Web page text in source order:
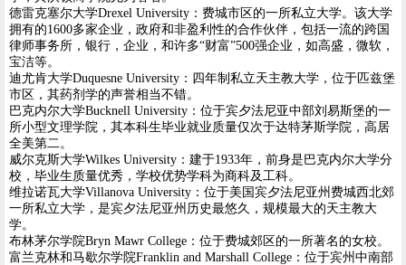
德雷克塞尔大学Drexel University：费城市区的一所私立大学。该大学
拥有的1600多家企业，政府和非盈利性的合作伙伴，包括一流的跨国
律师事务所，银行，企业，和许多“财富”500强企业，如高盛，微软，
宝洁等。
迪尤肯大学Duquesne University：四年制私立天主教大学，位于匹兹堡
市区，其药剂学的声誉相当不错。
巴克内尔大学Bucknell University：位于宾夕法尼亚中部刘易斯堡的一
所小型文理学院，其本科生毕业就业质量仅次于达特茅斯学院，高居
全美第二。
威尔克斯大学Wilkes University：建于1933年，前身是巴克内尔大学分
校，毕业生质量优秀，学校优势学科为商科及工科。
维拉诺瓦大学Villanova University：位于美国宾夕法尼亚州费城西北郊
一所私立大学，是宾夕法尼亚州历史最悠久，规模最大的天主教大
学。
布林茅尔学院Bryn Mawr College：位于费城郊区的一所著名的女校。
富兰克林和马歇尔学院Franklin and Marshall College：位于宾州中南部